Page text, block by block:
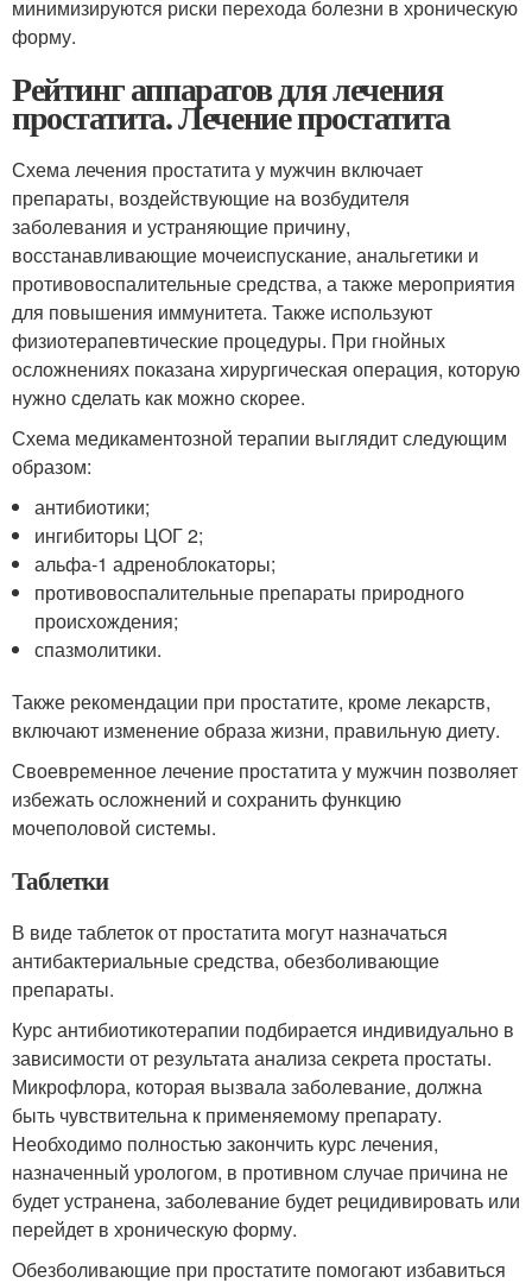
минимизируются риски перехода болезни в хроническую
форму.
Рейтинг аппаратов для лечения
простатита. Лечение простатита
Схема лечения простатита у мужчин включает
препараты, воздействующие на возбудителя
заболевания и устраняющие причину,
восстанавливающие мочеиспускание, анальгетики и
противовоспалительные средства, а также мероприятия
для повышения иммунитета. Также используют
физиотерапевтические процедуры. При гнойных
осложнениях показана хирургическая операция, которую
нужно сделать как можно скорее.
Схема медикаментозной терапии выглядит следующим
образом:
антибиотики;
ингибиторы ЦОГ 2;
альфа-1 адреноблокаторы;
противовоспалительные препараты природного
происхождения;
спазмолитики.
Также рекомендации при простатите, кроме лекарств,
включают изменение образа жизни, правильную диету.
Своевременное лечение простатита у мужчин позволяет
избежать осложнений и сохранить функцию
мочеполовой системы.
Таблетки
В виде таблеток от простатита могут назначаться
антибактериальные средства, обезболивающие
препараты.
Курс антибиотикотерапии подбирается индивидуально в
зависимости от результата анализа секрета простаты.
Микрофлора, которая вызвала заболевание, должна
быть чувствительна к применяемому препарату.
Необходимо полностью закончить курс лечения,
назначенный урологом, в противном случае причина не
будет устранена, заболевание будет рецидивировать или
перейдет в хроническую форму.
Обезболивающие при простатите помогают избавиться